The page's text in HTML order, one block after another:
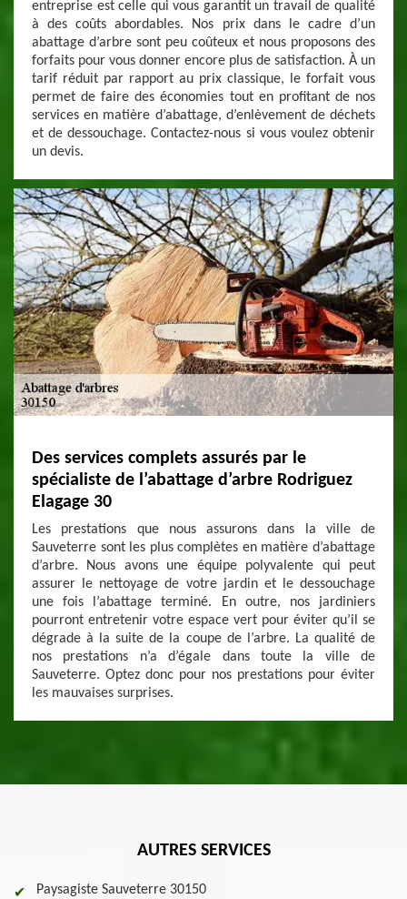
entreprise est celle qui vous garantit un travail de qualité
à des coûts abordables. Nos prix dans le cadre d’un
abattage d’arbre sont peu coûteux et nous proposons des
forfaits pour vous donner encore plus de satisfaction. À un
tarif réduit par rapport au prix classique, le forfait vous
permet de faire des économies tout en profitant de nos
services en matière d’abattage, d’enlèvement de déchets
et de dessouchage. Contactez-nous si vous voulez obtenir
un devis.
Des services complets assurés par le
spécialiste de l’abattage d’arbre Rodriguez
Elagage 30
Les prestations que nous assurons dans la ville de
Sauveterre sont les plus complètes en matière d’abattage
d’arbre. Nous avons une équipe polyvalente qui peut
assurer le nettoyage de votre jardin et le dessouchage
une fois l’abattage terminé. En outre, nos jardiniers
pourront entretenir votre espace vert pour éviter qu’il se
dégrade à la suite de la coupe de l’arbre. La qualité de
nos prestations n’a d’égale dans toute la ville de
Sauveterre. Optez donc pour nos prestations pour éviter
les mauvaises surprises.
AUTRES SERVICES
Paysagiste Sauveterre 30150